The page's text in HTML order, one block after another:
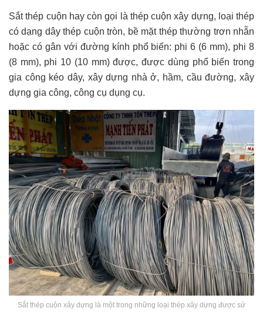
Sắt thép cuộn hay còn gọi là thép cuộn xây dựng, loại thép
có dạng dây thép cuộn tròn, bề mặt thép thường trơn nhẵn
hoặc có gân với đường kính phổ biến: phi 6 (6 mm), phi 8
(8 mm), phi 10 (10 mm) được, được dùng phổ biến trong
gia công kéo dây, xây dựng nhà ở, hầm, cầu đường, xây
dựng gia công, công cụ dụng cụ.
Sắt thép cuộn xây dựng là một trong những loại thép xây dựng được sử